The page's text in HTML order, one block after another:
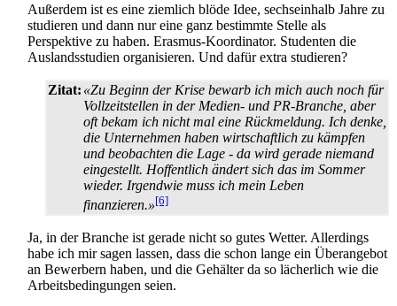
Außerdem ist es eine ziemlich blöde Idee, sechseinhalb Jahre zu
studieren und dann nur eine ganz bestimmte Stelle als
Perspektive zu haben. Erasmus-Koordinator. Studenten die
Auslands­studien organisieren. Und dafür extra studieren?
Zitat: «Zu Beginn der Krise bewarb ich mich auch noch für
Vollzeit­stellen in der Medien- und PR-Branche, aber
oft bekam ich nicht mal eine Rückmeldung. Ich denke,
die Unternehmen haben wirtschaftlich zu kämpfen
und beobachten die Lage - da wird gerade niemand
eingestellt. Hoffentlich ändert sich das im Sommer
wieder. Irgendwie muss ich mein Leben
finanzieren.»[6]
Ja, in der Branche ist gerade nicht so gutes Wetter. Allerdings
habe ich mir sagen lassen, dass die schon lange ein Überangebot
an Bewerbern haben, und die Gehälter da so lächerlich wie die
Arbeits­bedingungen seien.